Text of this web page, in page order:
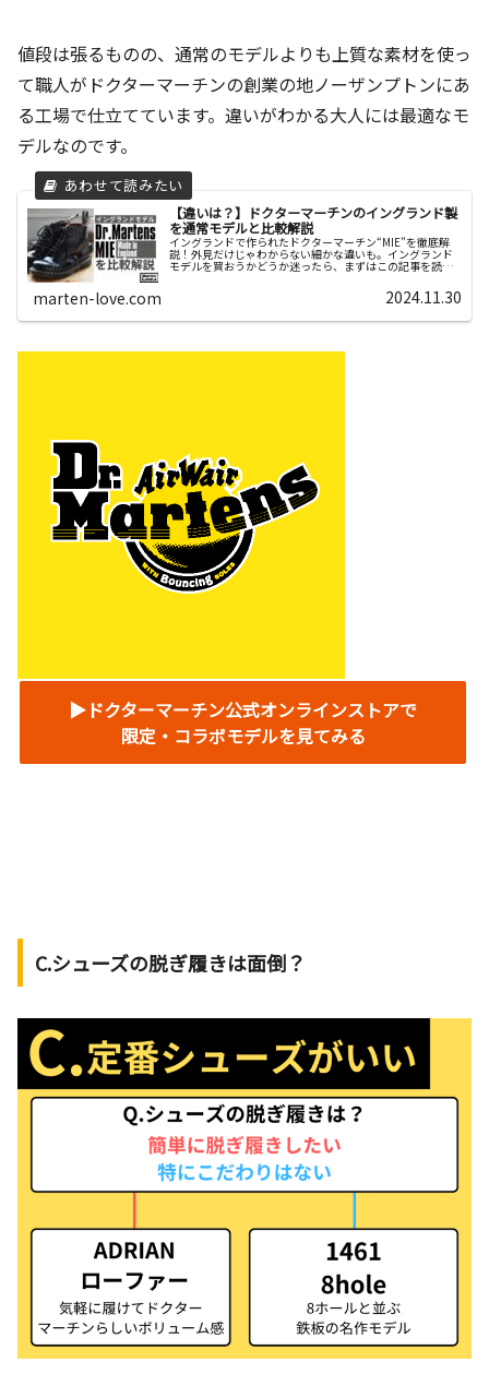
値段は張るものの、通常のモデルよりも上質な素材を使っ
て職人がドクターマーチンの創業の地ノーザンプトンにあ
る工場で仕立てています。違いがわかる大人には最適なモ
デルなのです。
【違いは？】ドクターマーチンのイングランド製
を通常モデルと比較解説
イングランドで作られたドクターマーチン“MIE”を徹底解
説！外見だけじゃわからない細かな違いも。イングランド
モデルを買おうかどうか迷ったら、まずはこの記事を読ん
marten-love.com 2024.11.30
▶︎ドクターマーチン公式オンラインストアで
限定・コラボモデルを見てみる
C.シューズの脱ぎ履きは面倒？